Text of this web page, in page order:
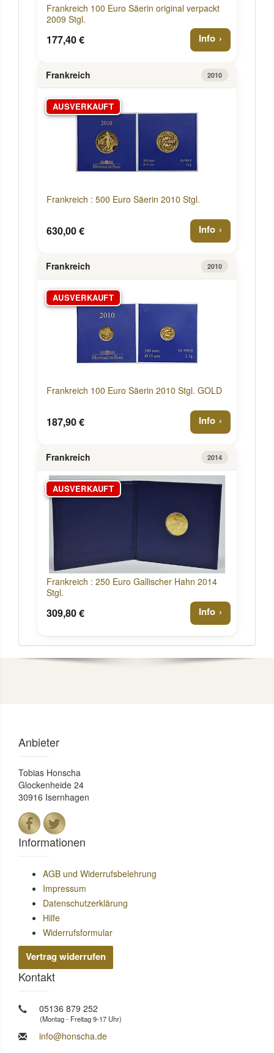
Frankreich 100 Euro Säerin original verpackt
2009 Stgl.
177,40 € Info
Frankreich 2010
AUSVERKAUFT
Frankreich : 500 Euro Säerin 2010 Stgl.
630,00 € Info
Frankreich 2010
AUSVERKAUFT
Frankreich 100 Euro Säerin 2010 Stgl. GOLD
187,90 € Info
Frankreich 2014
AUSVERKAUFT
Frankreich : 250 Euro Gallischer Hahn 2014
Stgl.
309,80 € Info
Anbieter
Tobias Honscha
Glockenheide 24
30916 Isernhagen
Informationen
AGB und Widerrufsbelehrung
Impressum
Datenschutzerklärung
Hilfe
Widerrufsformular
Vertrag widerrufen
Kontakt
05136 879 252
(Montag - Freitag 9-17 Uhr)
info@honscha.de